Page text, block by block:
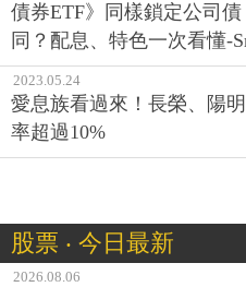
債券ETF》同樣鎖定公司債
同？配息、特色一次看懂-
2023.05.24
愛息族看過來！長榮、陽
率超過10%
股票 ‧ 今日最新
2026.08.06